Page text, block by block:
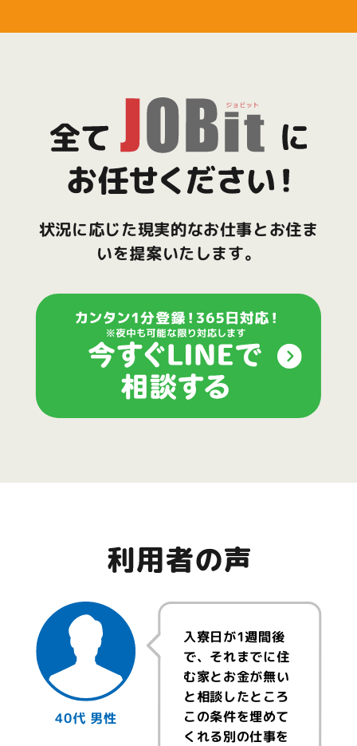
状況に応じた現実的なお仕事とお住ま
いを提案いたします。
40代 男性
入寮日が1週間後
で、それまでに住
む家とお金が無い
と相談したところ
この条件を埋めて
くれる別の仕事を